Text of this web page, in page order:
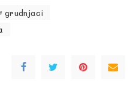
grudnjaci